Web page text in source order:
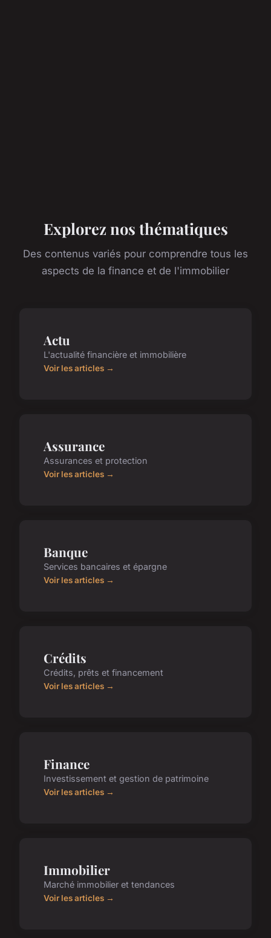
Explorez nos thématiques
Des contenus variés pour comprendre tous les
aspects de la finance et de l'immobilier
Actu
L'actualité financière et immobilière
Voir les articles →
Assurance
Assurances et protection
Voir les articles →
Banque
Services bancaires et épargne
Voir les articles →
Crédits
Crédits, prêts et financement
Voir les articles →
Finance
Investissement et gestion de patrimoine
Voir les articles →
Immobilier
Marché immobilier et tendances
Voir les articles →